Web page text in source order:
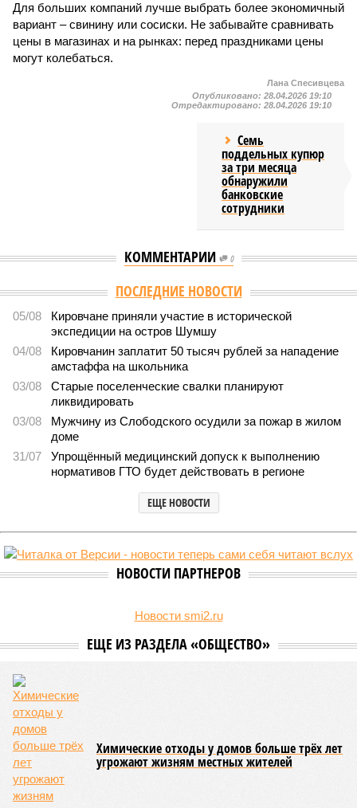
Для больших компаний лучше выбрать более экономичный
вариант – свинину или сосиски. Не забывайте сравнивать
цены в магазинах и на рынках: перед праздниками цены
могут колебаться.
Лана Спесивцева
Опубликовано: 28.04.2026 19:10
Отредактировано: 28.04.2026 19:10
Семь
поддельных купюр
за три месяца
обнаружили
банковские
сотрудники
КОММЕНТАРИИ 0
Версия //Общество //
Новостройки Кировской области подорожали на
Новостройки Кировской области подорожали на 6%
Можем себе позволить?
Новостройки Кировской области подорожали на 6% (фото:
Кировстат обнародовал данные по рынку жилой недвижимости
за последний квартал 2025 года. Средняя стоимость квадратного
метра в новостройках достигла 124 934 рублей, тогда как на
вторичном рынке жилья цена оказалась существенно ниже – 92
947 рублей за квадратный метр.
За год средняя цена квартир в новых домах
квартиры улучшенного качества: их стоимость выросла на
среднего качества прибавило 3,6%.
Вторичный рынок показал более активную динамику: цены
выросли на 8,7% в годовом выражении. Лидерами
подорожания стали квартиры среднего и улучшенного
качества, которые подорожали на 11,4% и 8,2%
соответственно. В то же время элитные апартаменты
подорожали скромнее – всего на 2,2%, а жильё низкого